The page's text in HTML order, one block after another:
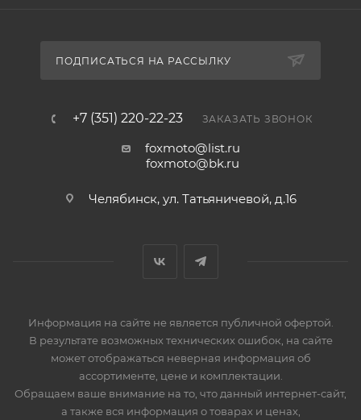
ПОДПИСАТЬСЯ НА РАССЫЛКУ
+7 (351) 220-22-23 ЗАКАЗАТЬ ЗВОНОК
foxmoto@list.ru
foxmoto@bk.ru
Челябинск, ул. Татьяничевой, д.16
Информация на сайте не является публичной офертой.
В результате возможных технических ошибок, на сайте
может отображаться неверная информация об
ассортименте, цене и комплектации.
Обращаем ваше внимание на то, что данный интернет-сайт,
а также вся информация о товарах и ценах,